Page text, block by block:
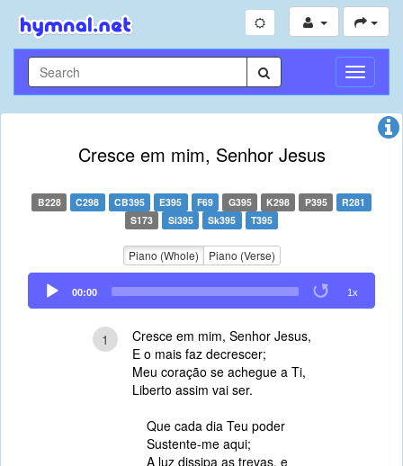
Toggle
Cresce em mim, Senhor Jesus
B228 C298 CB395 E395 F69 G395 K298 P395
R281
S173
Si395 Sk395 T395
Piano (Whole) Piano (Verse)
Audio
Player
00:00 1x
1
Cresce em mim, Senhor Jesus,
E o mais faz decrescer;
Meu coração se achegue a Ti,
Liberto assim vai ser.
Que cada dia Teu poder
Sustente-me aqui;
A luz dissipa as trevas, e